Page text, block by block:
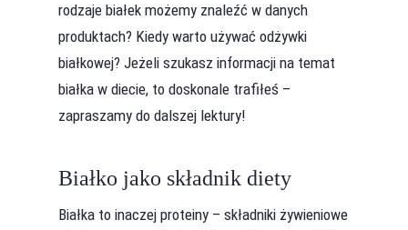
rodzaje białek możemy znaleźć w danych
produktach? Kiedy warto używać odżywki
białkowej? Jeżeli szukasz informacji na temat
białka w diecie, to doskonale trafiłeś –
zapraszamy do dalszej lektury!
Białko jako składnik diety
Białka to inaczej proteiny – składniki żywieniowe